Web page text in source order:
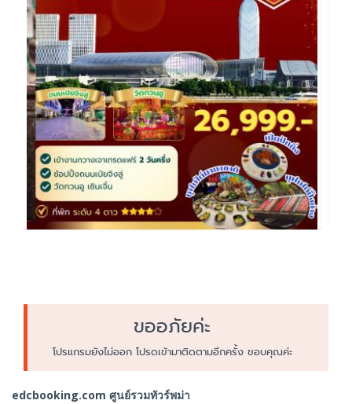
ขออภัยค่ะ
โปรแกรมยังไม่ออก โปรดเข้ามาติดตามอีกครั้ง ขอบคุณค่ะ
edcbooking.com ศูนย์รวมทัวร์พม่า